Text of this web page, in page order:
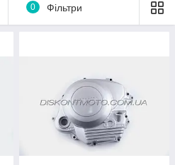
0 Фільтри